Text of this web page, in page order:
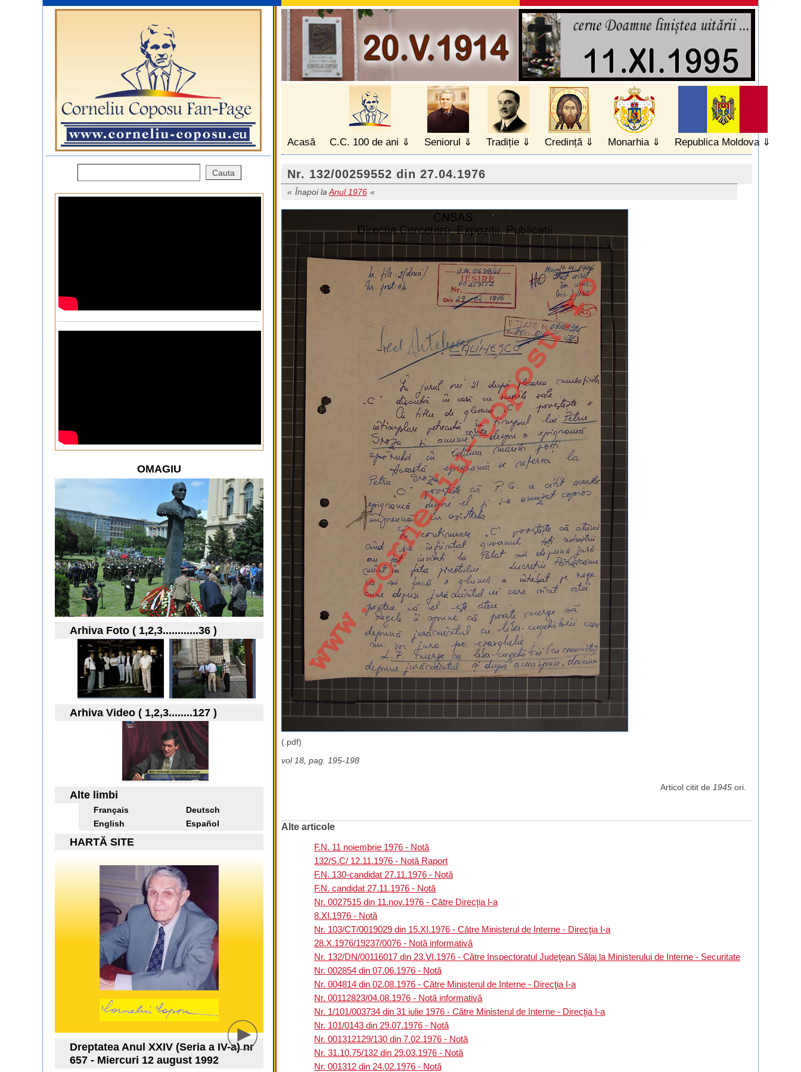
Acasă C.C. 100 de ani Seniorul Tradiție Credință Monarhia Republica Moldova
Nr. 132/00259552 din 27.04.1976
Înapoi la Anul 1976
(.pdf)
vol 18, pag. 195-198
Articol citit de 1945 ori.
Alte articole
F.N. 11 noiembrie 1976 - Notă
132/S.C/ 12.11.1976 - Notă Raport
F.N. 130-candidat 27.11.1976 - Notă
F.N. candidat 27.11.1976 - Notă
Nr. 0027515 din 11.nov.1976 - Către Direcţia I-a
8.XI.1976 - Notă
Nr. 103/CT/0019029 din 15.XI.1976 - Către Ministerul de Interne - Direcţia I-a
28.X.1976/19237/0076 - Notă informativă
Nr. 132/DN/00116017 din 23.VI.1976 - Către Inspectoratul Judeţean Sălaj la Ministerului de Interne - Securitate
Nr. 002854 din 07.06.1976 - Notă
Nr. 004814 din 02.08.1976 - Către Ministerul de Interne - Direcţia I-a
Nr. 00112823/04.08.1976 - Notă informativă
Nr. 1/101/003734 din 31 iulie 1976 - Către Ministerul de Interne - Direcţia I-a
Nr. 101/0143 din 29.07.1976 - Notă
Nr. 001312129/130 din 7.02.1976 - Notă
Nr. 31.10.75/132 din 29.03.1976 - Notă
Nr. 001312 din 24.02.1976 - Notă
OMAGIU
Arhiva Foto ( 1,2,3............36 )
Arhiva Video ( 1,2,3........127 )
Alte limbi
Français
Deutsch
English
Español
HARTĂ SITE
Dreptatea Anul XXIV (Seria a IV-a) nr
657 - Miercuri 12 august 1992